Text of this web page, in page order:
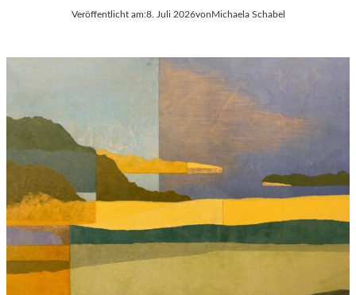
Veröffentlicht am:8. Juli 2026vonMichaela Schabel